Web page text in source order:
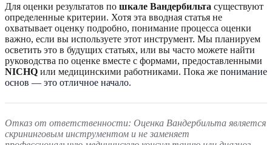
Для оценки результатов по шкале Вандербильта существуют
определенные критерии. Хотя эта вводная статья не
охватывает оценку подробно, понимание процесса оценки
важно, если вы используете этот инструмент. Мы планируем
осветить это в будущих статьях, или вы часто можете найти
руководства по оценке вместе с формами, предоставленными
NICHQ или медицинскими работниками. Пока же понимание
основ — это отличное начало.
Отказ от ответственности: Оценка Вандербильта является
скрининговым инструментом и не заменяет